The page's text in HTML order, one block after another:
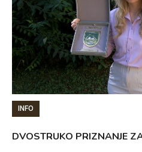
INFO
DVOSTRUKO PRIZNANJE